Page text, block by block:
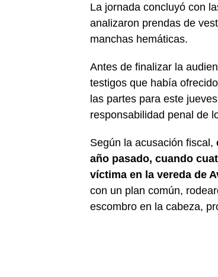
La jornada concluyó con
analizaron prendas de
manchas hemáticas.
Antes de finalizar la
testigos que había
las partes para este
responsabilidad penal de
Según la acusación fiscal,
año pasado, cuando
víctima en la vereda de
con un plan común,
escombro en la cabeza,